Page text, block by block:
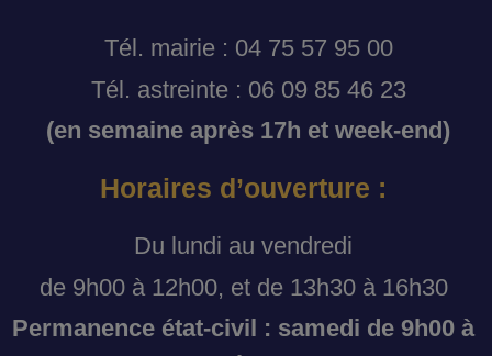
Tél. mairie : 04 75 57 95 00
Tél. astreinte : 06 09 85 46 23
(en semaine après 17h et week-end)
Horaires d’ouverture :
Du lundi au vendredi
de 9h00 à 12h00, et de 13h30 à 16h30
Permanence état-civil : samedi de 9h00 à